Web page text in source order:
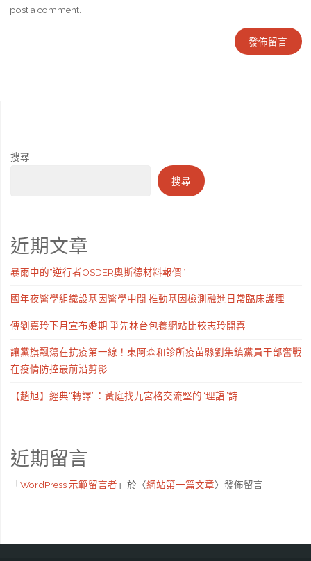
post a comment.
搜尋
搜尋
近期文章
暴雨中的“逆行者OSDER奧斯德材料報價”
國年夜醫學組織設基因醫學中間 推動基因檢測融進日常臨床護理
傳劉嘉玲下月宣布婚期 爭先林台包養網站比較志玲開喜
讓黨旗飄蕩在抗疫第一線！東阿森和診所疫苗縣劉集鎮黨員干部奮戰
在疫情防控最前沿剪影
【趙旭】經典“轉譯”：黃庭找九宮格交流堅的“理語”詩
近期留言
「 WordPress 示範留言者 」於〈網站第一篇文章〉發佈留言